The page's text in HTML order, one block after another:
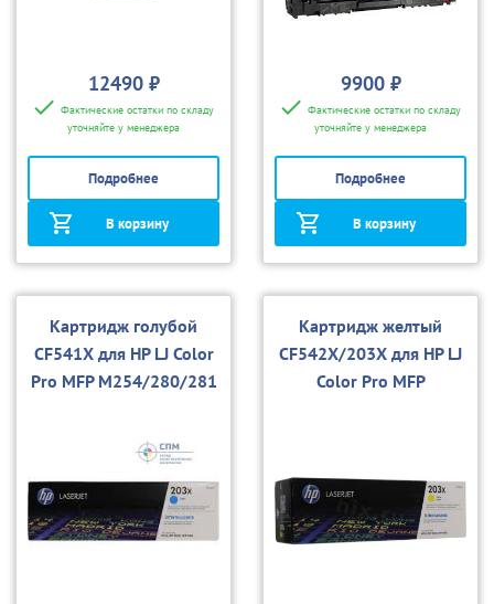
12490 ₽
Фактические остатки по складу
уточняйте у менеджера
Подробнее
В корзину
9900 ₽
Фактические остатки по складу
уточняйте у менеджера
Подробнее
В корзину
Картридж голубой
CF541X для HP LJ Color
Pro MFP M254/280/281
Картридж желтый
CF542X/203X для HP LJ
Color Pro MFP